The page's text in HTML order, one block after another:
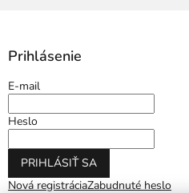
Prihlásenie
E-mail
Heslo
PRIHLÁSIŤ SA
Nová registráciaZabudnuté heslo